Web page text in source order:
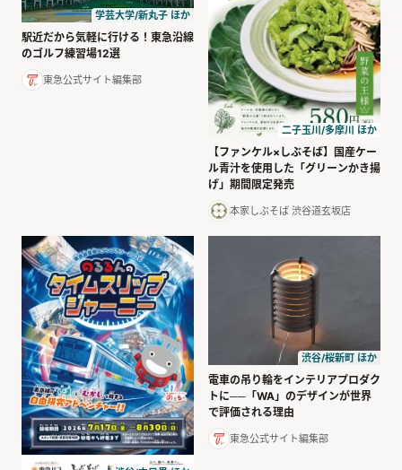
学芸大学/新丸子 ほか
駅近だから気軽に行ける！東急沿線
のゴルフ練習場12選
東急公式サイト編集部
二子玉川/多摩川 ほか
【ファンケル×しぶそば】国産ケー
ル青汁を使用した「グリーンかき揚
げ」期間限定発売
本家しぶそば 渋谷道玄坂店
渋谷/桜新町 ほか
電車の吊り輪をインテリアプロダク
トに──「WA」のデザインが世界
で評価される理由
東急公式サイト編集部